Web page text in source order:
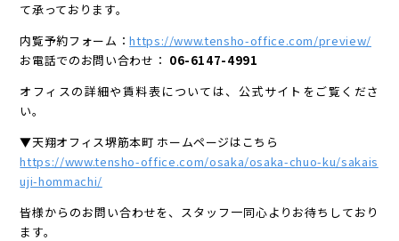
て承っております。
内覧予約フォーム：https://www.tensho-office.com/preview/
お電話でのお問い合わせ： 06-6147-4991
オフィスの詳細や賃料表については、公式サイトをご覧くださ
い。
▼天翔オフィス堺筋本町 ホームページはこちら
https://www.tensho-office.com/osaka/osaka-chuo-ku/sakais
uji-hommachi/
皆様からのお問い合わせを、スタッフ一同心よりお待ちしており
ます。